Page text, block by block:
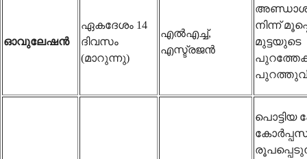
ഓവുലേഷൻ
ഏകദേശം 14
ദിവസം
(മാറുന്നു)
എൽഎച്ച്,
എസ്ട്രജൻ
നിന്ന്
മുട്ടയുടെ
പൊട്ടിയ
കോർപ്പസ്